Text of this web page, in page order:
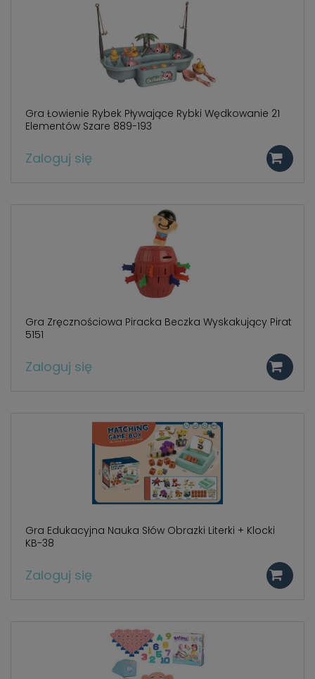
Gra Łowienie Rybek Pływające Rybki Wędkowanie 21
Elementów Szare 889-193
Zaloguj się
Gra Zręcznościowa Piracka Beczka Wyskakujący Pirat
5151
Zaloguj się
Gra Edukacyjna Nauka Słów Obrazki Literki + Klocki
KB-38
Zaloguj się